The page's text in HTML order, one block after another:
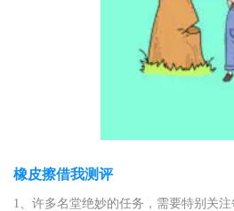
橡皮擦借我测评
1、许多名堂绝妙的任务，需要特别关